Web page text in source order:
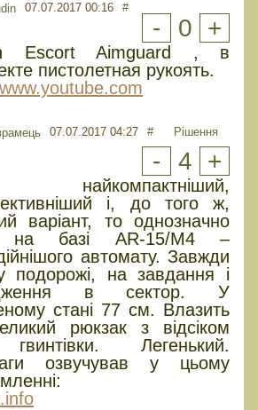
07.07.2017 00:16 #
- 0 +
Escort Aimguard , в
пистолетная рукоять.
www.youtube.com
07.07.2017 04:27 # Рішення
- 4 +
найкомпактніший,
і, до того ж,
варіант, то однозначно
на базі AR-15/М4 –
автомату. Завжди
подорожі, на завдання і
в сектор. У
стані 77 см. Влазить
рюкзак з відсіком
Легенький.
озвучував у цьому